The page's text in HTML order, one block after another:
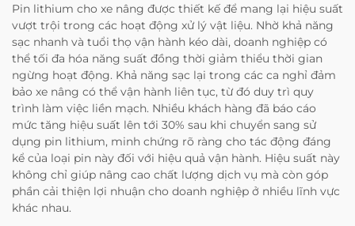
Pin lithium cho xe nâng được thiết kế để mang lại hiệu suất
vượt trội trong các hoạt động xử lý vật liệu. Nhờ khả năng
sạc nhanh và tuổi thọ vận hành kéo dài, doanh nghiệp có
thể tối đa hóa năng suất đồng thời giảm thiểu thời gian
ngừng hoạt động. Khả năng sạc lại trong các ca nghỉ đảm
bảo xe nâng có thể vận hành liên tục, từ đó duy trì quy
trình làm việc liền mạch. Nhiều khách hàng đã báo cáo
mức tăng hiệu suất lên tới 30% sau khi chuyển sang sử
dụng pin lithium, minh chứng rõ ràng cho tác động đáng
kể của loại pin này đối với hiệu quả vận hành. Hiệu suất này
không chỉ giúp nâng cao chất lượng dịch vụ mà còn góp
phần cải thiện lợi nhuận cho doanh nghiệp ở nhiều lĩnh vực
khác nhau.